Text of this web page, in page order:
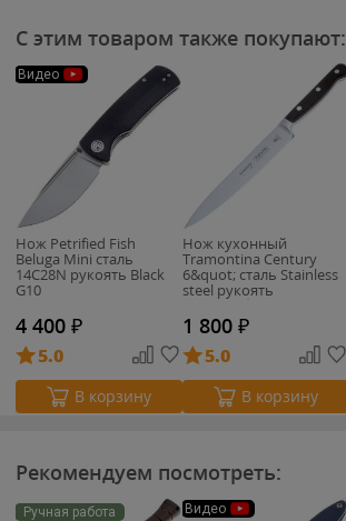
С этим товаром также покупают:
Видео
Нож Petrified Fish
Beluga Mini сталь
14C28N рукоять Black
G10
4 400 ₽
5.0
В корзину
Нож кухонный
Tramontina Century
6&quot; сталь Stainless
steel рукоять
поликарбонат
(24010/006)
1 800 ₽
5.0
В корзину
Рекомендуем посмотреть:
Ручная работа Видео